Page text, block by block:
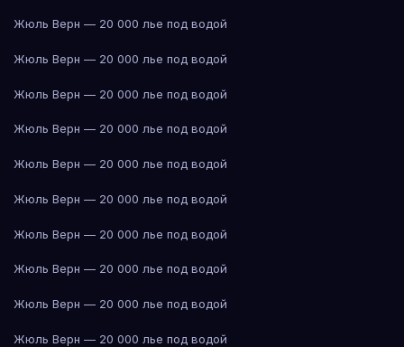
Жюль Верн — 20 000 лье под водой
Жюль Верн — 20 000 лье под водой
Жюль Верн — 20 000 лье под водой
Жюль Верн — 20 000 лье под водой
Жюль Верн — 20 000 лье под водой
Жюль Верн — 20 000 лье под водой
Жюль Верн — 20 000 лье под водой
Жюль Верн — 20 000 лье под водой
Жюль Верн — 20 000 лье под водой
Жюль Верн — 20 000 лье под водой